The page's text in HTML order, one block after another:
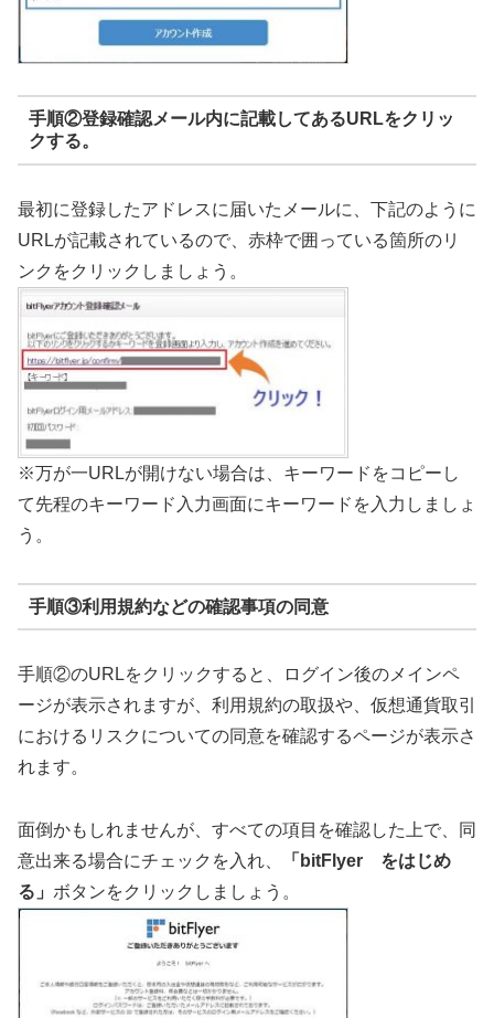
手順②登録確認メール内に記載してあるURLをクリッ
クする。
最初に登録したアドレスに届いたメールに、下記のように
URLが記載されているので、赤枠で囲っている箇所のリ
ンクをクリックしましょう。
※万が一URLが開けない場合は、キーワードをコピーし
て先程のキーワード入力画面にキーワードを入力しましょ
う。
手順③利用規約などの確認事項の同意
手順②のURLをクリックすると、ログイン後のメインペ
ージが表示されますが、利用規約の取扱や、仮想通貨取引
におけるリスクについての同意を確認するページが表示さ
れます。
面倒かもしれませんが、すべての項目を確認した上で、同
意出来る場合にチェックを入れ、
「bitFlyer をはじめ
る」 ボタンをクリックしましょう。